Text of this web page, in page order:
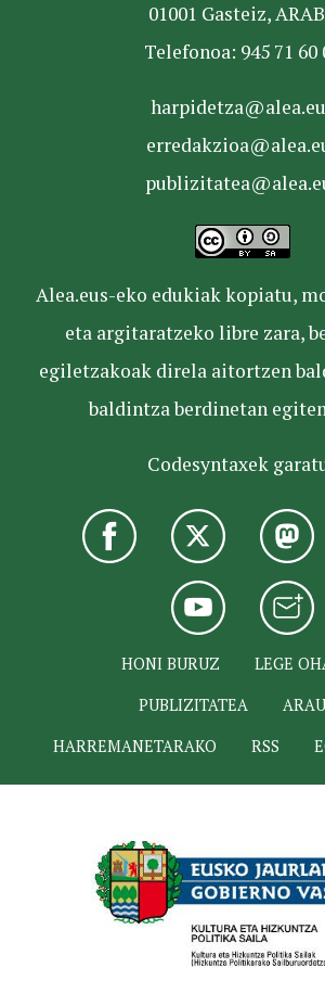
01001 Gasteiz,
Telefonoa: 945 71 60
Alea.eus-eko edukiak kopiatu,
eta argitaratzeko libre zara,
egiletzakoak direla aitortzen
baldintza berdinetan
Codesyntaxek
HONI BURUZ
LEGE
PUBLIZITATEA
HARREMANETARAKO
RSS